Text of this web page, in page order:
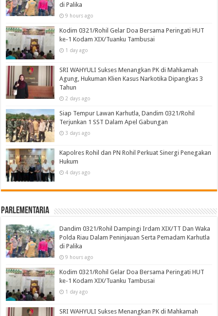
di Palika
9 hours ago
Kodim 0321/Rohil Gelar Doa Bersama Peringati HUT
ke-1 Kodam XIX/Tuanku Tambusai
1 day ago
SRI WAHYULI Sukses Menangkan PK di Mahkamah
Agung, Hukuman Klien Kasus Narkotika Dipangkas 3
Tahun
2 days ago
Siap Tempur Lawan Karhutla, Dandim 0321/Rohil
Terjunkan 1 SST Dalam Apel Gabungan
3 days ago
Kapolres Rohil dan PN Rohil Perkuat Sinergi Penegakan
Hukum
4 days ago
Parlementaria
Dandim 0321/Rohil Dampingi Irdam XIX/TT Dan Waka
Polda Riau Dalam Peninjauan Serta Pemadam Karhutla
di Palika
9 hours ago
Kodim 0321/Rohil Gelar Doa Bersama Peringati HUT
ke-1 Kodam XIX/Tuanku Tambusai
1 day ago
SRI WAHYULI Sukses Menangkan PK di Mahkamah